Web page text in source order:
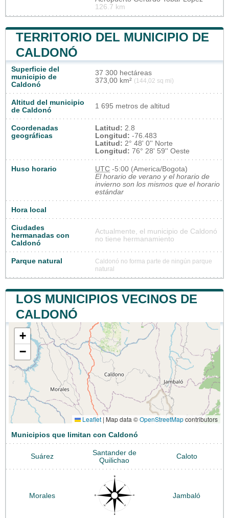
126.7 km
TERRITORIO DEL MUNICIPIO DE
CALDONÓ
Superficie del
municipio de
Caldonó
37 300 hectáreas
373,00 km² (144,02 sq mi)
Altitud del municipio
de Caldonó
1 695 metros de altitud
Coordenadas
geográficas
Latitud: 2.8
Longitud: -76.483
Latitud: 2° 48' 0'' Norte
Longitud: 76° 28' 59'' Oeste
Huso horario UTC -5:00 (America/Bogota)
El horario de verano y el horario de
invierno son los mismos que el horario
estándar
Hora local
Ciudades
hermanadas con
Caldonó
Actualmente, el municipio de Caldonó
no tiene hermanamiento
Parque natural
Caldonó no forma parte de ningún parque
natural
LOS MUNICIPIOS VECINOS DE
CALDONÓ
+
−
Leaflet | Map data ©OpenStreetMapcontributors
Municipios que limitan con Caldonó
Suárez
Santander de
Quilichao
Caloto
Morales Jambaló